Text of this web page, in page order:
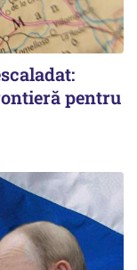
pentru